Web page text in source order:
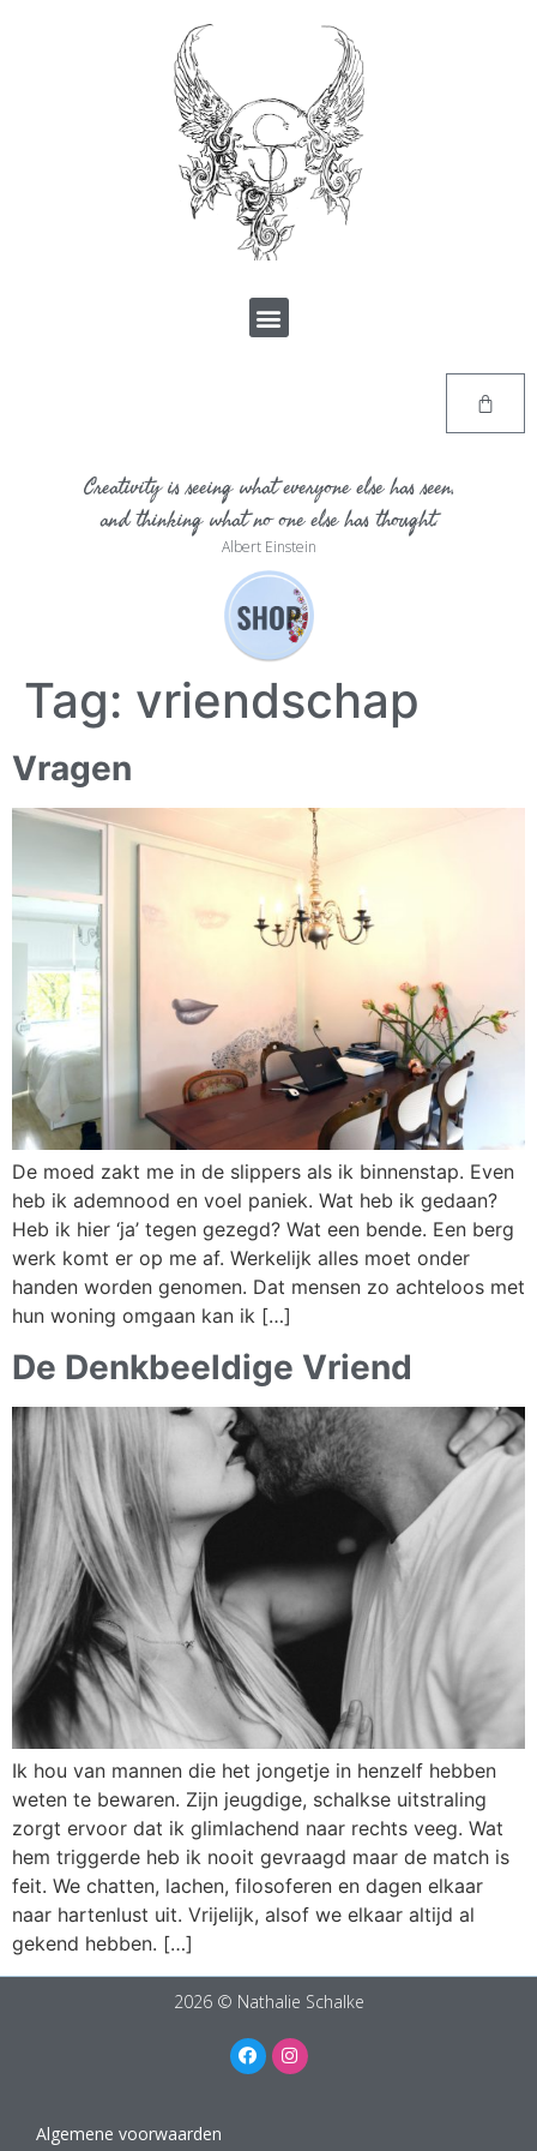
Creativity is seeing what everyone else has seen,
and thinking what no one else has thought.
Albert Einstein
Tag: vriendschap
Vragen
De moed zakt me in de slippers als ik binnenstap. Even
heb ik ademnood en voel paniek. Wat heb ik gedaan?
Heb ik hier ‘ja’ tegen gezegd? Wat een bende. Een berg
werk komt er op me af. Werkelijk alles moet onder
handen worden genomen. Dat mensen zo achteloos met
hun woning omgaan kan ik […]
De Denkbeeldige Vriend
Ik hou van mannen die het jongetje in henzelf hebben
weten te bewaren. Zijn jeugdige, schalkse uitstraling
zorgt ervoor dat ik glimlachend naar rechts veeg. Wat
hem triggerde heb ik nooit gevraagd maar de match is
feit. We chatten, lachen, filosoferen en dagen elkaar
naar hartenlust uit. Vrijelijk, alsof we elkaar altijd al
gekend hebben. […]
2026 © Nathalie Schalke
Algemene voorwaarden